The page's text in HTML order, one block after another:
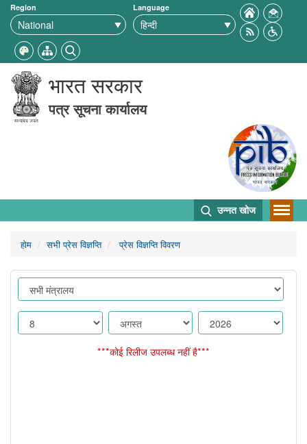
Region Language
भारत सरकार
पत्र सूचना कार्यालय
उन्नत खोज
होम सभी प्रेस विज्ञप्ति प्रेस विज्ञप्ति विवरण
***कोई रिलीज उपलब्ध नहीं है***